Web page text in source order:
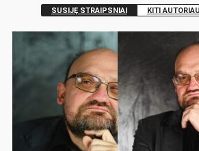
SUSIJĘ STRAIPSNIAI KITI